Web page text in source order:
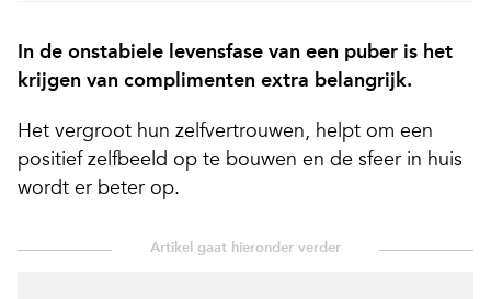
In de onstabiele levensfase van een puber is het
krijgen van complimenten extra belangrijk.
Het vergroot hun zelfvertrouwen, helpt om een
positief zelfbeeld op te bouwen en de sfeer in huis
wordt er beter op.